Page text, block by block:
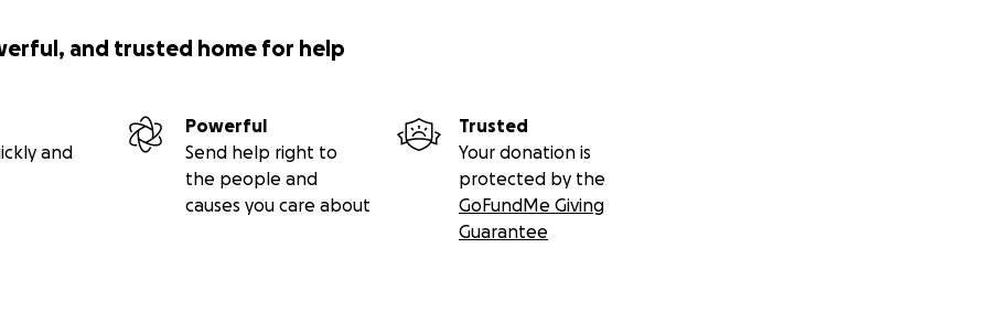
and trusted home for help
and
Powerful
Send help right to
the people and
causes you care about
Trusted
Your donation is
protected by the
GoFundMe Giving
Guarantee